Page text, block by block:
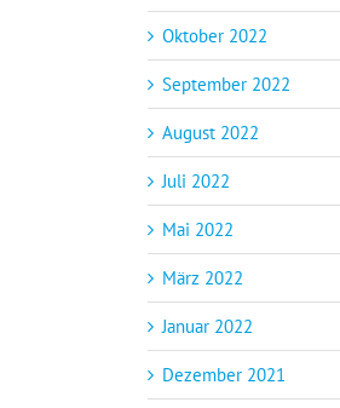
Oktober 2022
September 2022
August 2022
Juli 2022
Mai 2022
März 2022
Januar 2022
Dezember 2021